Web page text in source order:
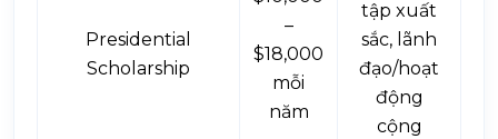
Presidential
Scholarship
–
$18,000
mỗi
năm
tập xuất
sắc, lãnh
đạo/hoạt
động
cộng